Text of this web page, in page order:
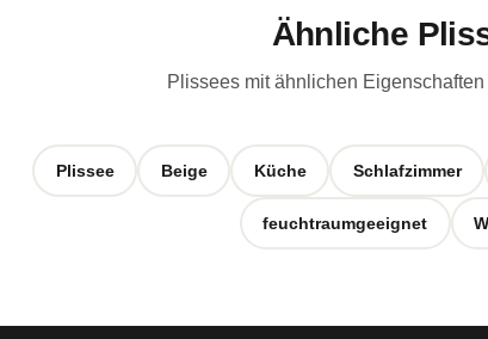
Ähnliche
Plissees mit ähnlichen
Plissee Beige Küche Schlafzimmer
feuchtraumgeeignet